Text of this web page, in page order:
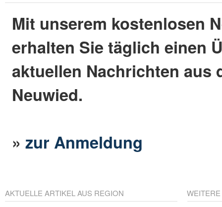
Mit unserem kostenlosen
erhalten Sie täglich einen
aktuellen Nachrichten aus
Neuwied.
»zur Anmeldung
AKTUELLE ARTIKEL AUS REGION